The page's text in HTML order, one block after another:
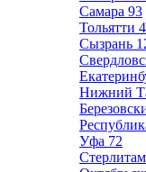
Самара 93
Тольятти
Сызрань
Нижний
Уфа 72